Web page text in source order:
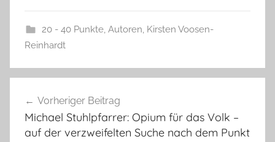
20 - 40 Punkte, Autoren, Kirsten Voosen-
Reinhardt
Vorheriger Beitrag
Michael Stuhlpfarrer: Opium für das Volk –
auf der verzweifelten Suche nach dem Punkt